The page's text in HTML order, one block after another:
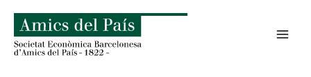
content